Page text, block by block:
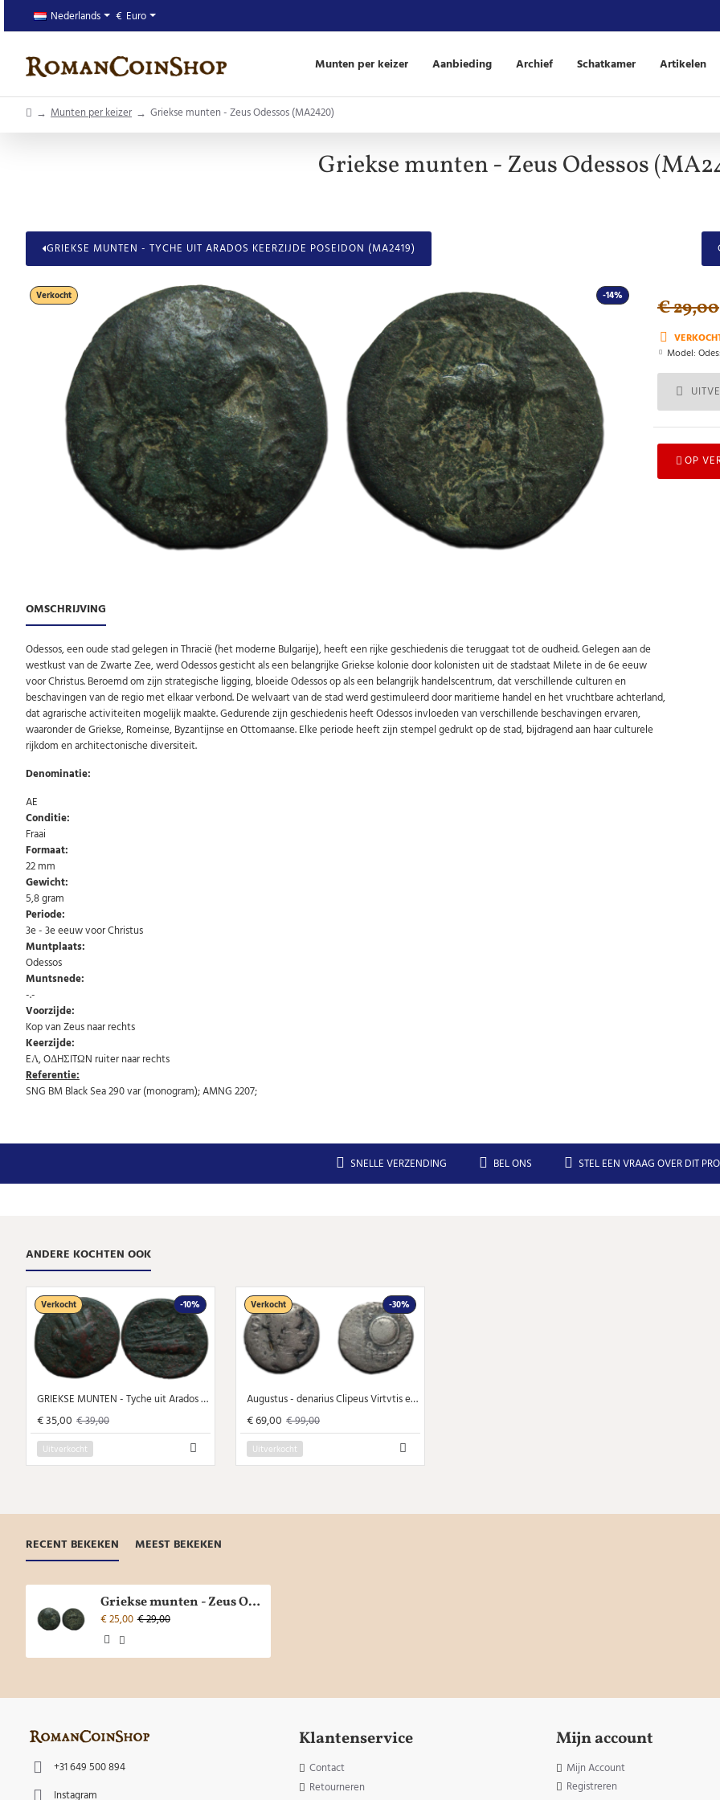
Nederlands € Euro
Munten per keizer Aanbieding Archief Schatkamer Artikelen
homeMunten per keizer Griekse munten - Zeus Odessos (MA2420)
Griekse munten - Zeus Odessos
GRIEKSE MUNTEN - TYCHE UIT ARADOS KEERZIJDE POSEIDON (MA2419)
-14%
Verkocht
Model:
€ 29,00
OP
OMSCHRIJVING
Odessos, een oude stad gelegen in Thracië (het moderne Bulgarije), heeft een rijke geschiedenis die teruggaat tot de oudheid. Gelegen aan de
westkust van de Zwarte Zee, werd Odessos gesticht als een belangrijke Griekse kolonie door kolonisten uit de stadstaat Milete in de 6e eeuw
voor Christus. Beroemd om zijn strategische ligging, bloeide Odessos op als een belangrijk handelscentrum, dat verschillende culturen en
beschavingen van de regio met elkaar verbond. De welvaart van de stad werd gestimuleerd door maritieme handel en het vruchtbare achterland,
dat agrarische activiteiten mogelijk maakte. Gedurende zijn geschiedenis heeft Odessos invloeden van verschillende beschavingen ervaren,
waaronder de Griekse, Romeinse, Byzantijnse en Ottomaanse. Elke periode heeft zijn stempel gedrukt op de stad, bijdragend aan haar culturele
rijkdom en architectonische diversiteit.
Denominatie:
AE
Conditie:
Fraai
Formaat:
22 mm
Gewicht:
5,8 gram
Periode:
3e - 3e eeuw voor Christus
Muntplaats:
Odessos
Muntsnede:
-.-
Voorzijde:
Kop van Zeus naar rechts
Keerzijde:
EΛ, OΔHΣITΩN ruiter naar rechts
Referentie:
SNG BM Black Sea 290 var (monogram); AMNG 2207;
SNELLE VERZENDING BEL ONS STEL EEN VRAAG OVER DIT
ANDERE KOCHTEN OOK
-10%
Verkocht
GRIEKSE MUNTEN - Tyche uit Arados keerzijde Poseidon (MA2419)
€ 35,00 € 39,00
Uitverkocht
-30%
Verkocht
Augustus - denarius Clipeus Virtvtis en terugkeer van de legioenstandaards (AU2147)
€ 69,00 € 99,00
Uitverkocht
RECENT BEKEKEN MEEST BEKEKEN
Griekse munten - Zeus Odessos (MA2420)
€ 25,00 € 29,00
+31 649 500 894
Instagram
Klantenservice
Contact
Retourneren
Mijn account
Mijn Account
Registreren